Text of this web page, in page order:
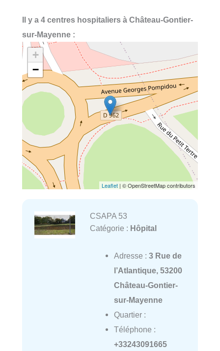
Il y a 4 centres hospitaliers à Château-Gontier-
sur-Mayenne :
+
−
Leaflet | © OpenStreetMap contributors
CSAPA 53
Catégorie : Hôpital
Adresse : 3 Rue de
l’Atlantique, 53200
Château-Gontier-
sur-Mayenne
Quartier :
Téléphone :
+33243091665